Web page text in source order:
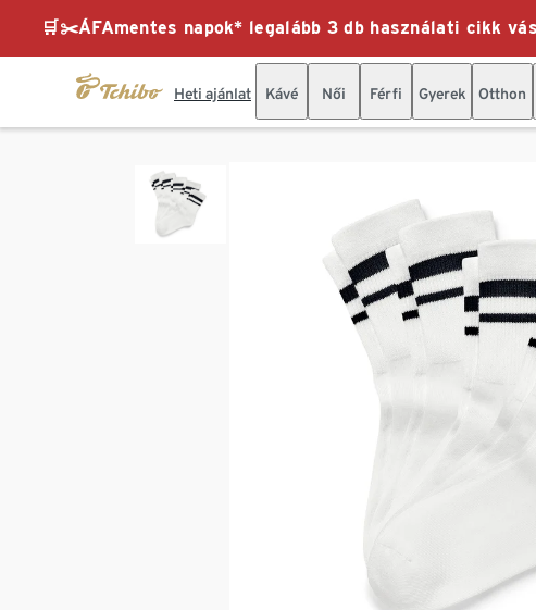
🛒✂️ÁFAmentes napok* legalább 3 db használati cikk
Heti ajánlat Kávé Női Férfi Gyerek Otthon